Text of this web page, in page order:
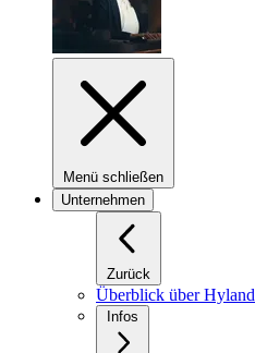
Menü schließen
Unternehmen
Zurück
Überblick über Hyland
Infos